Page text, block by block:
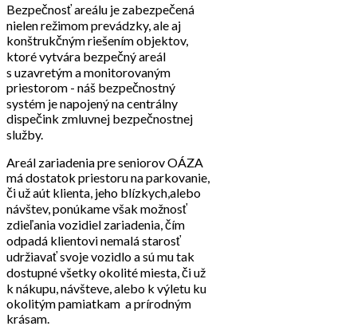
Bezpečnosť areálu je zabezpečená
nielen režimom prevádzky, ale aj
konštrukčným riešením objektov,
ktoré vytvára bezpečný areál
s uzavretým a monitorovaným
priestorom - náš bezpečnostný
systém je napojený na centrálny
dispečink zmluvnej bezpečnostnej
služby.
Areál zariadenia pre seniorov OÁZA
má dostatok priestoru na parkovanie,
či už aút klienta, jeho blízkych,alebo
návštev, ponúkame však možnosť
zdieľania vozidiel zariadenia, čím
odpadá klientovi nemalá starosť
udržiavať svoje vozidlo a sú mu tak
dostupné všetky okolité miesta, či už
k nákupu, návšteve, alebo k výletu ku
okolitým pamiatkam a prírodným
krásam.